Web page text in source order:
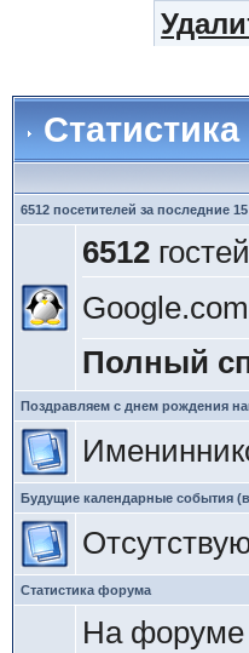
6512 посетителей за последние
6512
Полный
Поздравляем с днем рождения
Будущие календарные события
Статистика форума
На